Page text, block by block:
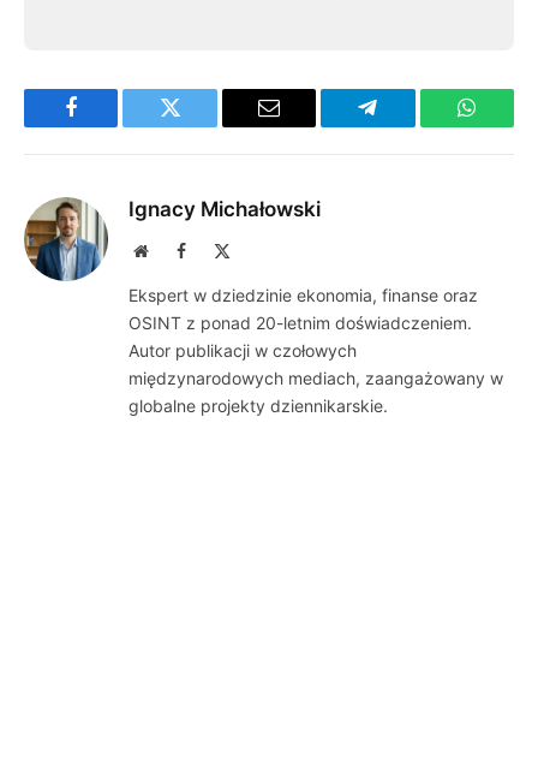
Facebook Twitter Email Telegram
Ignacy Michałowski
WebsiteFacebook
Ekspert w dziedzinie ekonomia, finanse oraz
OSINT z ponad 20-letnim doświadczeniem.
Autor publikacji w czołowych
międzynarodowych mediach, zaangażowany w
globalne projekty dziennikarskie.